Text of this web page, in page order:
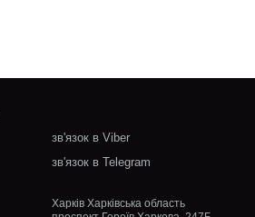
зв'язок в Viber
зв'язок в Telegram
Харків Харківська область